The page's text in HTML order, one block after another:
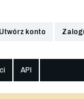
Utwórz konto
API